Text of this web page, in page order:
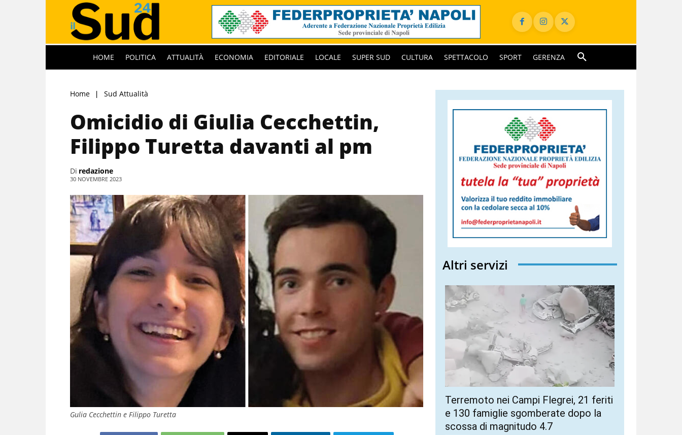
HOME POLITICA ATTUALITÀ ECONOMIA EDITORIALE LOCALE SUPER SUD CULTURA SPETTACOLO SPORT GERENZA
Home Sud Attualità
Omicidio di Giulia Cecchettin,
Filippo Turetta davanti al pm
Di redazione
30 NOVEMBRE 2023
Gulia Cecchettin e Filippo Turetta
Altri servizi
Terremoto nei Campi Flegrei, 21 feriti
e 130 famiglie sgomberate dopo la
scossa di magnitudo 4.7